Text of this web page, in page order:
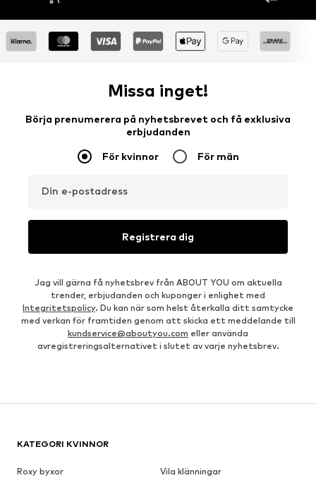
Missa inget!
Börja prenumerera på nyhetsbrevet och få exklusiva
erbjudanden
För kvinnor För män
Din e-postadress
Registrera dig
Jag vill gärna få nyhetsbrev från ABOUT YOU om aktuella
trender, erbjudanden och kuponger i enlighet med
Integritetspolicy. Du kan när som helst återkalla ditt samtycke
med verkan för framtiden genom att skicka ett meddelande till
kundservice@aboutyou.com eller använda
avregistreringsalternativet i slutet av varje nyhetsbrev.
KATEGORI KVINNOR
Roxy byxor
Vila klänningar